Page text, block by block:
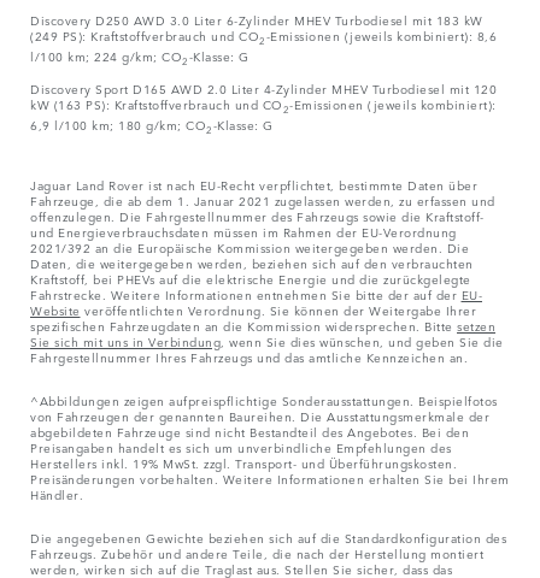
Discovery D250 AWD 3.0 Liter 6-Zylinder MHEV Turbodiesel mit 183 kW
(249 PS): Kraftstoffverbrauch und CO2-Emissionen (jeweils kombiniert): 8,6
l/100 km; 224 g/km; CO2-Klasse: G
Discovery Sport D165 AWD 2.0 Liter 4-Zylinder MHEV Turbodiesel mit 120
kW (163 PS): Kraftstoffverbrauch und CO2-Emissionen (jeweils kombiniert):
6,9 l/100 km; 180 g/km; CO2-Klasse: G
Jaguar Land Rover ist nach EU-Recht verpflichtet, bestimmte Daten über
Fahrzeuge, die ab dem 1. Januar 2021 zugelassen werden, zu erfassen und
offenzulegen. Die Fahrgestellnummer des Fahrzeugs sowie die Kraftstoff-
und Energieverbrauchsdaten müssen im Rahmen der EU-Verordnung
2021/392 an die Europäische Kommission weitergegeben werden. Die
Daten, die weitergegeben werden, beziehen sich auf den verbrauchten
Kraftstoff, bei PHEVs auf die elektrische Energie und die zurückgelegte
Fahrstrecke. Weitere Informationen entnehmen Sie bitte der auf der EU-
Website veröffentlichten Verordnung. Sie können der Weitergabe Ihrer
spezifischen Fahrzeugdaten an die Kommission widersprechen. Bitte setzen
Sie sich mit uns in Verbindung , wenn Sie dies wünschen, und geben Sie die
Fahrgestellnummer Ihres Fahrzeugs und das amtliche Kennzeichen an.
^Abbildungen zeigen aufpreispflichtige Sonderausstattungen. Beispielfotos
von Fahrzeugen der genannten Baureihen. Die Ausstattungsmerkmale der
abgebildeten Fahrzeuge sind nicht Bestandteil des Angebotes. Bei den
Preisangaben handelt es sich um unverbindliche Empfehlungen des
Herstellers inkl. 19% MwSt. zzgl. Transport- und Überführungskosten.
Preisänderungen vorbehalten. Weitere Informationen erhalten Sie bei Ihrem
Händler.
Die angegebenen Gewichte beziehen sich auf die Standardkonfiguration des
Fahrzeugs. Zubehör und andere Teile, die nach der Herstellung montiert
werden, wirken sich auf die Traglast aus. Stellen Sie sicher, dass das